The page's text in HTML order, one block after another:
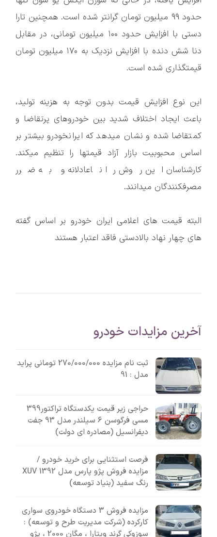
حدود ۹۹ میلیون تومان گرانتر شده است. همچنین تارا
دستی با افزایش حدود ۱۰۰ میلیون تومانی، در مقابل
دنا شش دنده با افزایش نزدیک به ۱۷۰ میلیون تومان
قیمتگذاری شده است.
این نوع افزایش قیمت بدون توجه به هزینه تولید،
باعث ایجاد اختلاف شدید بین خودروهای پرتقاضا و
کمتقاضا شده و نشان میدهد که ایرانخودرو بیشتر بر
اساس محبوبیت بازار آزاد قیمتها را تنظیم میکند.
کارشناسان این روش را ناعادلانه و به ضرر
مصرفکنندگان میدانند.
البته قیمت های اعلامی ایران خودرو بر اساس گفته
های چهار نهاد بالادستی فاقد اعتبار هستند
آخرین مزایدات خودرو
ثبت نام مزایده 270/000/000 تومانی پراید
مدل : 91
حراجی زیر قیمت یکدستگاه تراکتور399
مسی فرگوسن 6 سیلندر مدل 93 جفت
دیفرانسیل (مصادره ای دولت)
فرصت استثنایی برای خرید خودرو /
مزایده فروش پژو پارس مدل 1392 XUV
رنگ سفید (بنیاد توسعه)
مزایده فروش 3 دستگاه خودروی سواری
کارکرده (شرکت مدیریت طرح و توسعه) :
سوزوکی گرند ویتارا ، مگان 2000 ، پژو